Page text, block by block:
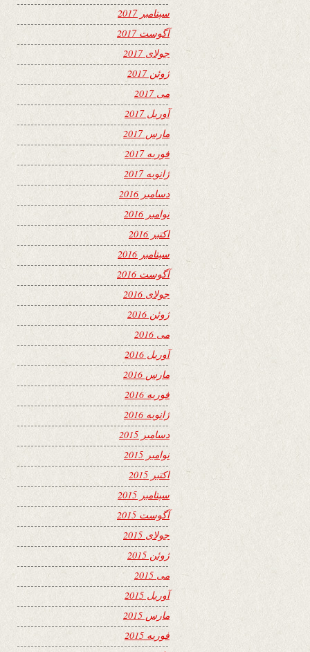
سپتامبر 2017
آگوست 2017
جولای 2017
ژوئن 2017
می 2017
آوریل 2017
مارس 2017
فوریه 2017
ژانویه 2017
دسامبر 2016
نوامبر 2016
اکتبر 2016
سپتامبر 2016
آگوست 2016
جولای 2016
ژوئن 2016
می 2016
آوریل 2016
مارس 2016
فوریه 2016
ژانویه 2016
دسامبر 2015
نوامبر 2015
اکتبر 2015
سپتامبر 2015
آگوست 2015
جولای 2015
ژوئن 2015
می 2015
آوریل 2015
مارس 2015
فوریه 2015